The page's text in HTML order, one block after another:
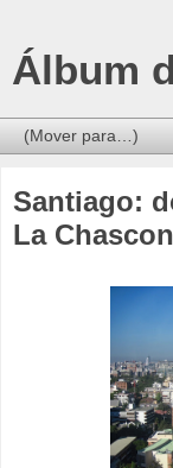
Álbum
Santiago:
La